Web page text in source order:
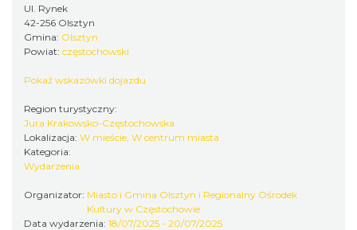
Ul. Rynek
42-256 Olsztyn
Gmina: Olsztyn
Powiat: częstochowski
Pokaż wskazówki dojazdu
Region turystyczny:
Jura Krakowsko-Częstochowska
Lokalizacja: W mieście, W centrum miasta
Kategoria:
Wydarzenia
Organizator: Miasto i Gmina Olsztyn i Regionalny Ośrodek
Kultury w Częstochowie
Data wydarzenia: 18/07/2025 - 20/07/2025